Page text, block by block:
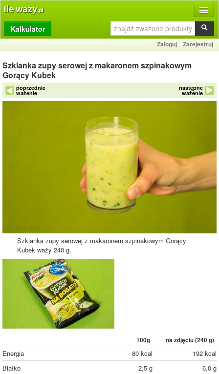
Produkty
Dziennik
Przelicznik
Porównywarka
Kalkulator
Zaloguj Zarejestruj
Szklanka zupy serowej z makaronem szpinakowym
Gorący Kubek
poprzednie
ważenie
następne
ważenie
Szklanka zupy serowej z makaronem szpinakowym Gorący
Kubek waży 240 g.
100g na zdjęciu (240 g)
Energia 80 kcal
192 kcal
Białko
2,5 g
6,0 g